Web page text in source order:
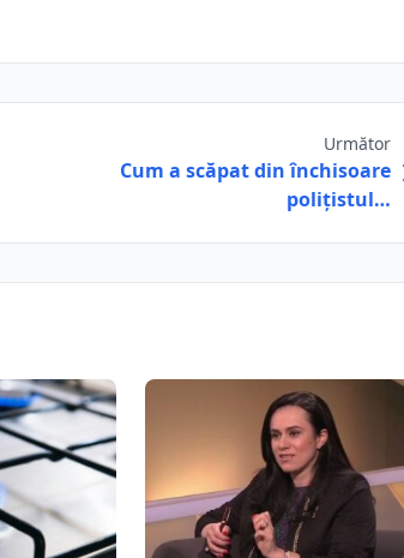
Următor
Cum a scăpat din închisoare
polițistul…